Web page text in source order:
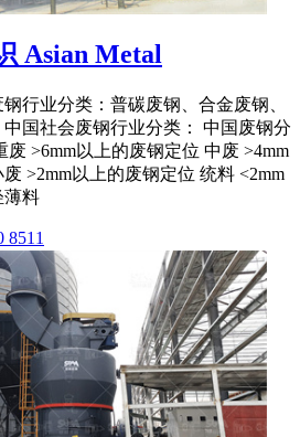
Asian Metal
行业分类：普碳废钢、合金废钢、
国社会废钢行业分类： 中国废钢分
>6mm以上的废钢定位 中废 >4mm
>2mm以上的废钢定位 统料 <2mm
薄料
8511